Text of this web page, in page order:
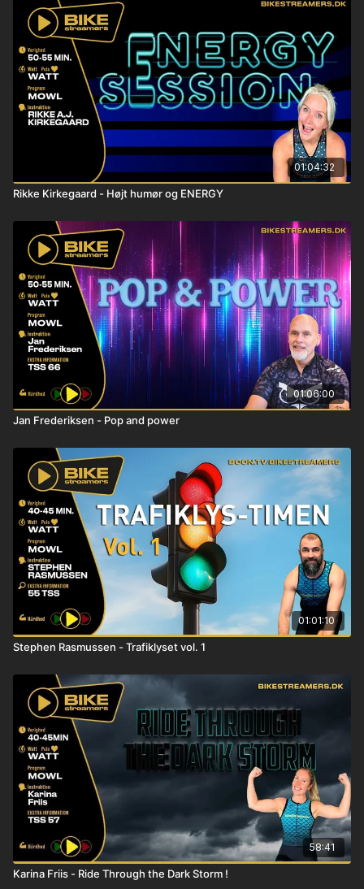
01:04:32
Rikke Kirkegaard - Højt humør og ENERGY
01:06:00
Jan Frederiksen - Pop and power
01:01:10
Stephen Rasmussen - Trafiklyset vol. 1
58:41
Karina Friis - Ride Through the Dark Storm !